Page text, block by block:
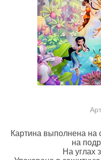
Картина выполнена на
на
На углах